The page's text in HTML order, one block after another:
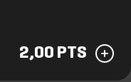
2,00 PTS